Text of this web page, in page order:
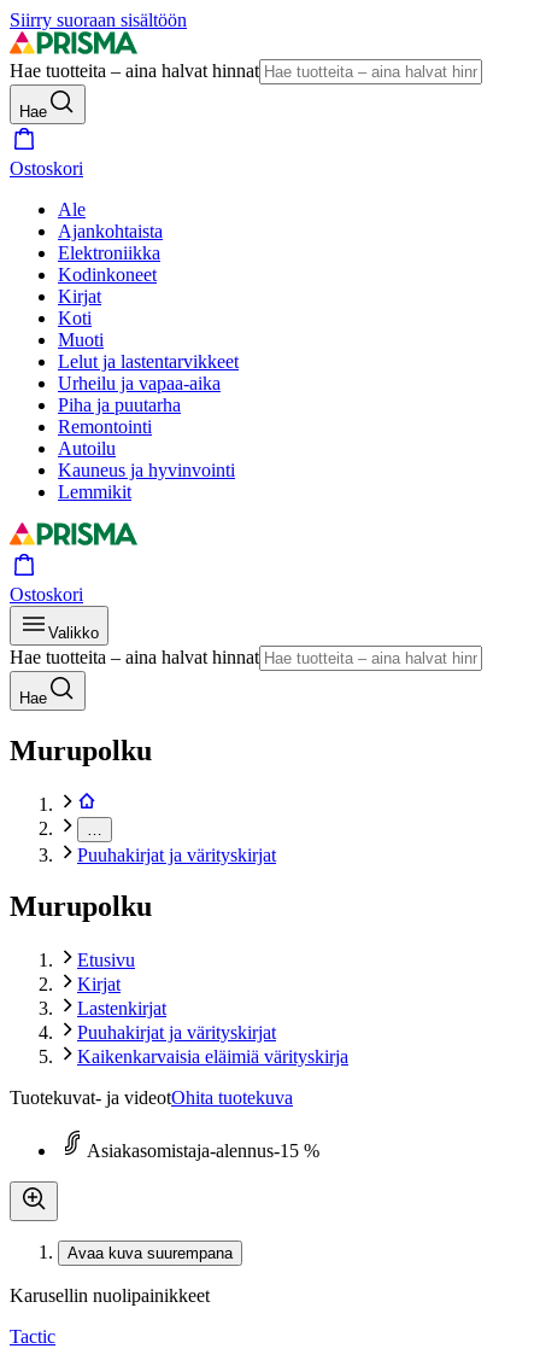
Siirry suoraan sisältöön
Hae tuotteita – aina halvat hinnat
Hae
Ostoskori
Ale
Ajankohtaista
Elektroniikka
Kodinkoneet
Kirjat
Koti
Muoti
Lelut ja lastentarvikkeet
Urheilu ja vapaa-aika
Piha ja puutarha
Remontointi
Autoilu
Kauneus ja hyvinvointi
Lemmikit
Ostoskori
Valikko
Hae tuotteita – aina halvat hinnat
Hae
Murupolku
Puuhakirjat ja värityskirjat
Murupolku
Etusivu
Kirjat
Lastenkirjat
Puuhakirjat ja värityskirjat
Kaikenkarvaisia eläimiä värityskirja
Tuotekuvat- ja videotOhita tuotekuva
Asiakasomistaja-alennus-15 %
Avaa kuva suurempana
Karusellin nuolipainikkeet
Tactic